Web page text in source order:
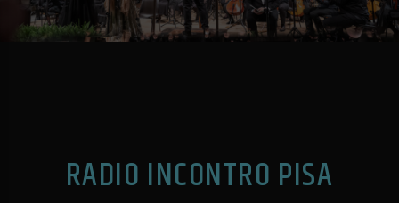
RADIO INCONTRO PISA